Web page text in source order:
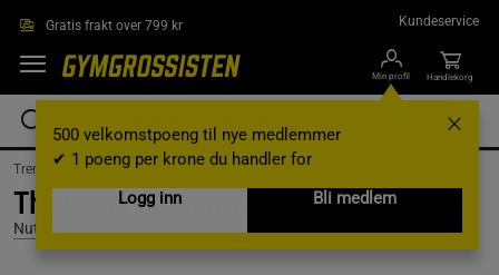
Gratis frakt over 799 kr Kundeservice
Min profil
500 velkomstpoeng til nye medlemmer
✔ 1 poeng per krone du handler for
Logg inn
Bli medlem
Handlekorg
Treningsutstyr & tilbehør /Elektronikk /Rødt lysterapi
The Cobra 24 Watt White
Nutrilight